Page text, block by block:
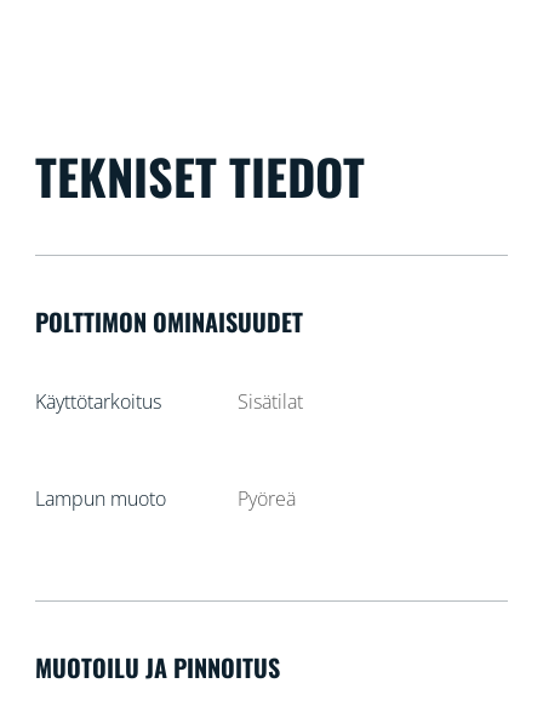
TEKNISET TIEDOT
POLTTIMON OMINAISUUDET
Käyttötarkoitus Sisätilat
Lampun muoto Pyöreä
MUOTOILU JA PINNOITUS